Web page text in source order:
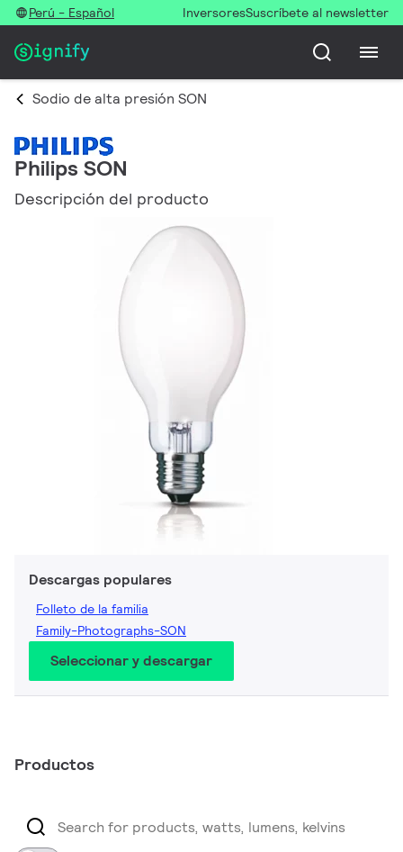
Perú - Español InversoresSuscríbete al newsletter
Sodio de alta presión SON
Philips SON
Descripción del producto
Descargas populares
Folleto de la familia
Family-Photographs-SON
Seleccionar y descargar
Productos